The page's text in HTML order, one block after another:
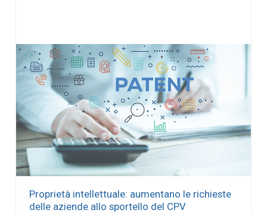
Proprietà intellettuale: aumentano le richieste
delle aziende allo sportello del CPV